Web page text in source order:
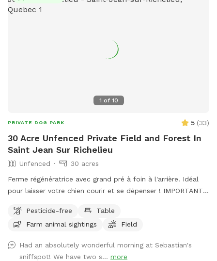
1 of 10
PRIVATE DOG PARK 5 (33)
30 Acre Unfenced Private Field and Forest In
Saint Jean Sur Richelieu
Unfenced
30 acres
Ferme régénératrice avec grand pré à foin à l'arrière. Idéal
pour laisser votre chien courir et se dépenser ! IMPORTANT :
facturés en USD. Regenerative Farm with large open hay
field at the back. Perfect for letting your dog run and
will be charged in USD
Pesticide-free
Table
Farm animal sightings
Field
Had an absolutely wonderful morning at Sebastian's
sniffspot! We have two s... more